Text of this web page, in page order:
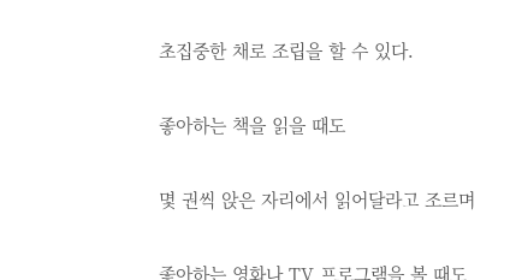
초집중한 채로 조립을 할 수 있다.
좋아하는 책을 읽을 때도
몇 권씩 앉은 자리에서 읽어달라고 조르며
좋아하는 영화나 TV 프로그램을 볼 때도